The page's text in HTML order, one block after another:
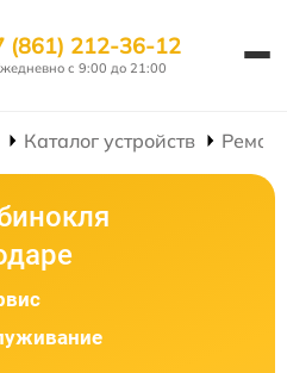
(861) 212-36-12
с 9:00 до 21:00
Каталог устройств